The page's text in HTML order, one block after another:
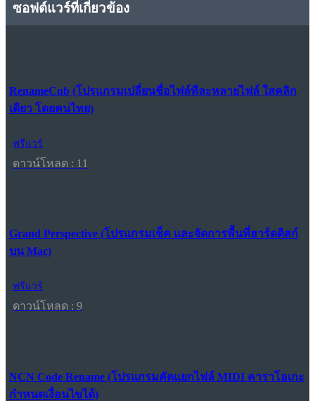
ซอฟต์แวร์ที่เกี่ยวข้อง
RenameCub (โปรแกรมเปลี่ยนชื่อไฟล์ทีละหลายไฟล์ ใสคลิก
เดียว โดยคนไทย)
ฟรีแวร์
ดาวน์โหลด : 11
Grand Perspective (โปรแกรมเช็ค และจัดการพื้นที่ฮาร์ดดิสก์
บน Mac)
ฟรีแวร์
ดาวน์โหลด : 9
NCN Code Rename (โปรแกรมคัดแยกไฟล์ MIDI คาราโอเกะ
กำหนดเงื่อนไขได้)